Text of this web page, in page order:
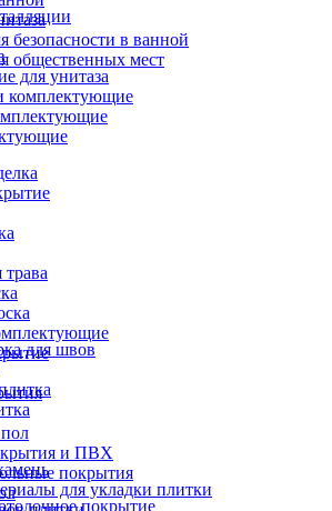
безопасности в ванной
общественных мест
для унитаза
комплектующие
и ПВХ
покрытия
для швов
для укладки плитки
покрытие